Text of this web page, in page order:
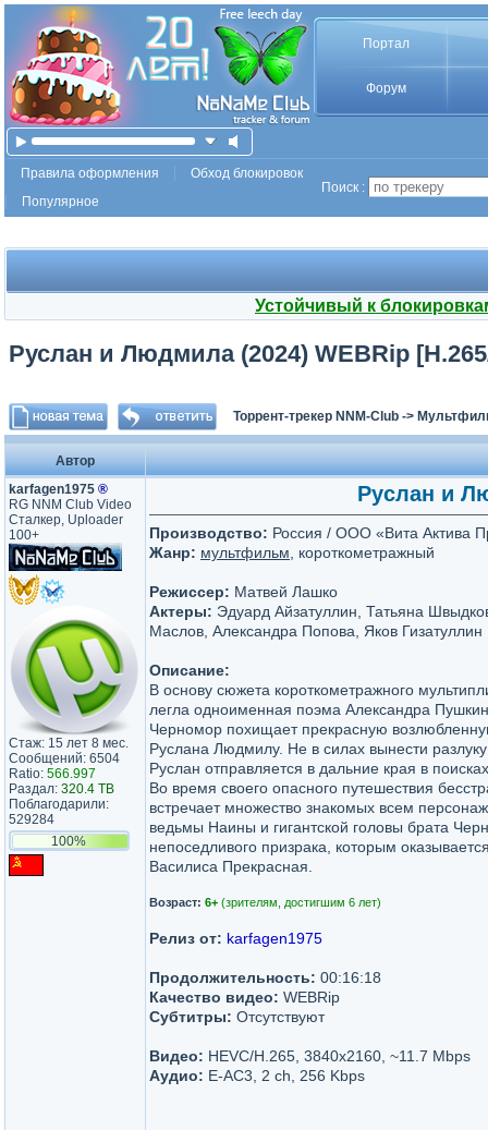
Портал
Форум
Правила оформления
Обход блокировок
Популярное
Поиск :
Устойчивый к
Руслан и Людмила (2024) WEBRip
Торрент-трекер NNM-Club ->
Автор
karfagen1975 ®
RG NNM Club Video
Сталкер, Uploader
100+
Стаж: 15 лет 8 мес.
Сообщений: 6504
Ratio: 566.997
Раздал: 320.4 TB
Поблагодарили:
529284
100%
Руслан и
Производство: Россия / ООО «Вита Актива
Жанр: мультфильм , короткометражный
Режиссер: Матвей Лашко
Актеры: Эдуард Айзатуллин, Татьяна
Маслов, Александра Попова, Яков Гизатуллин
Описание:
В основу сюжета короткометражного
легла одноименная поэма Александра
Черномор похищает прекрасную
Руслана Людмилу. Не в силах вынести
Руслан отправляется в дальние края в
Во время своего опасного путешествия
встречает множество знакомых всем
ведьмы Наины и гигантской головы брата
непоседливого призрака, которым
Василиса Прекрасная.
Возраст: 6+ (зрителям, достигшим 6 лет)
Релиз от: karfagen1975
Продолжительность: 00:16:18
Качество видео: WEBRip
Субтитры: Отсутствуют
Видео: HEVC/H.265, 3840x2160, ~11.7 Mbps
Аудио: E-AC3, 2 ch, 256 Kbps